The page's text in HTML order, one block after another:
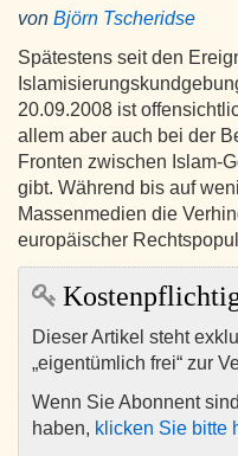
von Björn Tscheridse
Spätestens seit den
20.09.2008 ist
allem aber auch bei der
Fronten zwischen Islam-
gibt. Während bis auf
Massenmedien die
europäischer
Dieser Artikel steht
„eigentümlich frei“ zur
Wenn Sie Abonnent
haben, klicken Sie bitte